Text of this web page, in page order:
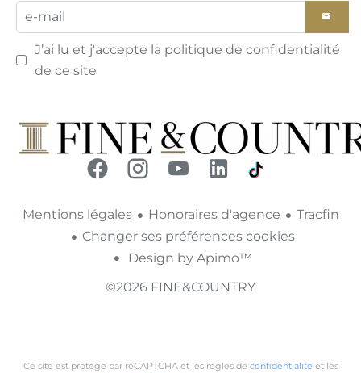
J’ai lu et j'accepte la politique de confidentialité
de ce site
Mentions légales Honoraires d'agence
Tracfin
Changer ses préférences cookies
Design by Apimo™
©2026 FINE&COUNTRY
Ce site est protégé par reCAPTCHA et les règles de confidentialité et les